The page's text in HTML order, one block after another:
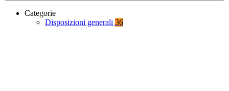
Categorie
Disposizioni generali 36